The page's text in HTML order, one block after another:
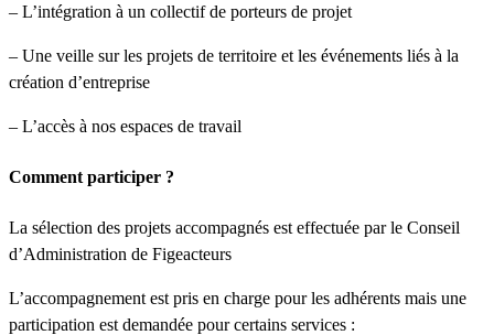
– L’intégration à un collectif de porteurs de projet
– Une veille sur les projets de territoire et les événements liés à la
création d’entreprise
– L’accès à nos espaces de travail
Comment participer ?
La sélection des projets accompagnés est effectuée par le Conseil
d’Administration de Figeacteurs
L’accompagnement est pris en charge pour les adhérents mais une
participation est demandée pour certains services :